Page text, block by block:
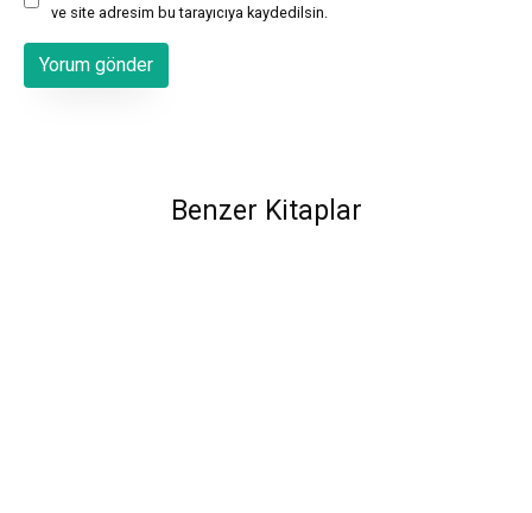
ve site adresim bu tarayıcıya kaydedilsin.
Benzer Kitaplar